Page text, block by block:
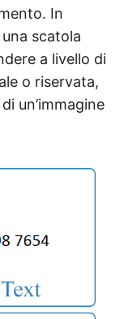
In
scatola
a livello di
o riservata,
un’immagine